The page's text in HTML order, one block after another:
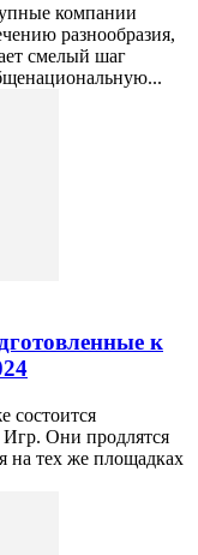
компании
разнообразия,
смелый шаг
к
состоится
Они продлятся
на тех же площадках